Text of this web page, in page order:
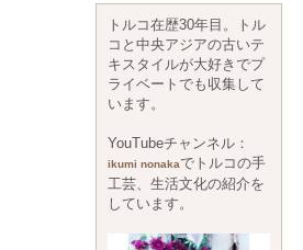
トルコ在歴30年目。トル
コと中央アジアの古いテ
キスタイルが大好きでプ
ライベートでも収集して
います。
YouTubeチャンネル：
ikumi nonakaでトルコの手
工芸、生活文化の紹介を
しています。